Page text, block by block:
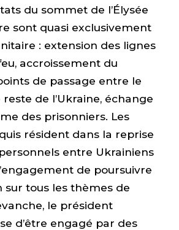
du sommet de l’Élysée
sont quasi exclusivement
: extension des lignes
accroissement du
de passage entre le
de l’Ukraine, échange
des prisonniers. Les
résident dans la reprise
entre Ukrainiens
de poursuivre
sur tous les thèmes de
le président
d’être engagé par des